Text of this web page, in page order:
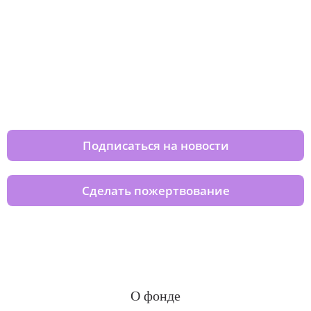
Подписаться на новости
Сделать пожертвование
О фонде